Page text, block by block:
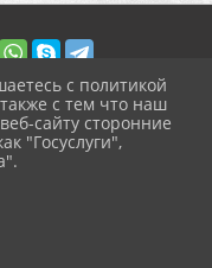
с политикой
с тем что наш
сайту сторонние
"Госуслуги",